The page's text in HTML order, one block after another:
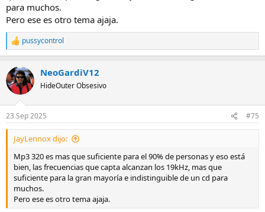
para muchos.
Pero ese es otro tema ajaja.
R
e
c
c
i
e
s
pussycontrol
NeoGardiV12
HideOuter Obsesivo
23 Sep 2025 #75
JayLennox dijo:
Mp3 320 es mas que suficiente para el 90% de personas y eso está
bien, las frecuencias que capta alcanzan los 19kHz, mas que
suficiente para la gran mayoría e indistinguible de un cd para
muchos.
Pero ese es otro tema ajaja.